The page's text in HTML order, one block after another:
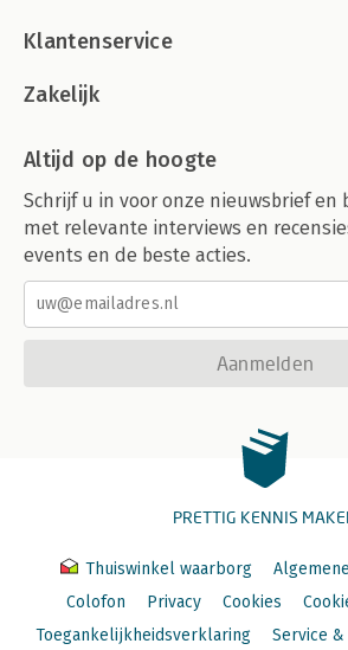
Klantenservice
Zakelijk
Altijd op de hoogte
Schrijf u in voor onze nieuwsbrief
met relevante interviews en
events en de beste acties.
Aanmelden
PRETTIG KENNIS
Thuiswinkel waarborg
Colofon
Privacy Cookies
Toegankelijkheidsverklaring
Service &